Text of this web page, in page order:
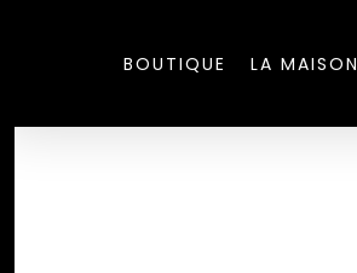
content
BOUTIQUE LA MAISON